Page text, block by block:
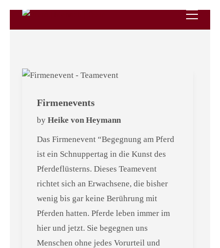
Firmenevents
by Heike von Heymann
Das Firmenevent “Begegnung am Pferd
ist ein Schnuppertag in die Kunst des
Pferdeflüsterns. Dieses Teamevent
richtet sich an Erwachsene, die bisher
wenig bis gar keine Berührung mit
Pferden hatten. Pferde leben immer im
hier und jetzt. Sie begegnen uns
Menschen ohne jedes Vorurteil und